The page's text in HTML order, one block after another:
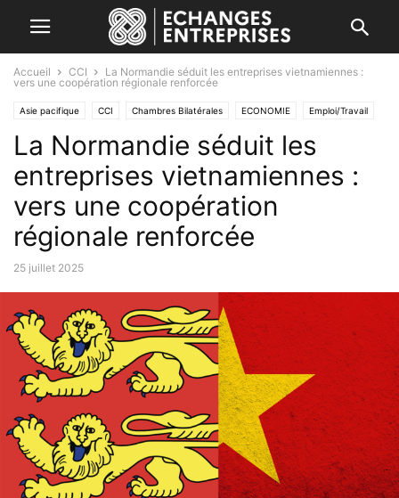
Accueil CCI
La Normandie séduit les entreprises vietnamiennes :
vers une coopération régionale renforcée
Asie pacifique CCI Chambres Bilatérales ECONOMIE Emploi/Travail
ENTREPRISES France FRANCE/MONDE
Industrie Investissement Marchés Services aux entreprises
Vie des réseaux
La Normandie séduit les
entreprises vietnamiennes :
vers une coopération
régionale renforcée
25 juillet 2025